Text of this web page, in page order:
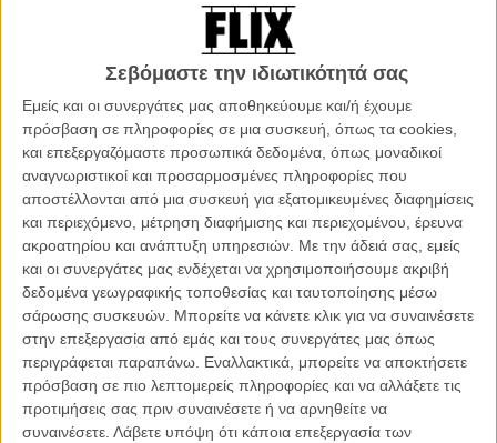
Σεβόμαστε την ιδιωτικότητά σας
Εμείς και οι συνεργάτες μας αποθηκεύουμε και/ή έχουμε
πρόσβαση σε πληροφορίες σε μια συσκευή, όπως τα cookies,
και επεξεργαζόμαστε προσωπικά δεδομένα, όπως μοναδικοί
αναγνωριστικοί και προσαρμοσμένες πληροφορίες που
αποστέλλονται από μια συσκευή για εξατομικευμένες διαφημίσεις
και περιεχόμενο, μέτρηση διαφήμισης και περιεχομένου, έρευνα
ακροατηρίου και ανάπτυξη υπηρεσιών. Με την άδειά σας, εμείς
και οι συνεργάτες μας ενδέχεται να χρησιμοποιήσουμε ακριβή
δεδομένα γεωγραφικής τοποθεσίας και ταυτοποίησης μέσω
σάρωσης συσκευών. Μπορείτε να κάνετε κλικ για να συναινέσετε
στην επεξεργασία από εμάς και τους συνεργάτες μας όπως
περιγράφεται παραπάνω. Εναλλακτικά, μπορείτε να αποκτήσετε
πρόσβαση σε πιο λεπτομερείς πληροφορίες και να αλλάξετε τις
προτιμήσεις σας πριν συναινέσετε ή να αρνηθείτε να
συναινέσετε. Λάβετε υπόψη ότι κάποια επεξεργασία των
Δε βρέθηκαν σχετικές κριτικές ταινιών.
ΑΡΘΡΑ
Ηρθε η ώρα για το Οσκαρ του Γκάρι Ολντμαν;
ΝΕΑ /11 ΔΕΚ 2011/ Πόλυ Λυκούργου
Η επιτυχία είναι υπερτιμημένη. Δεν σε κάνει
καλύτερο, δεν σε πάει πουθενά η επιτυχία. Είναι
απλώς ένα ωραίο, ανεβαστικό, επιφανειακό
συναίσθημα.»